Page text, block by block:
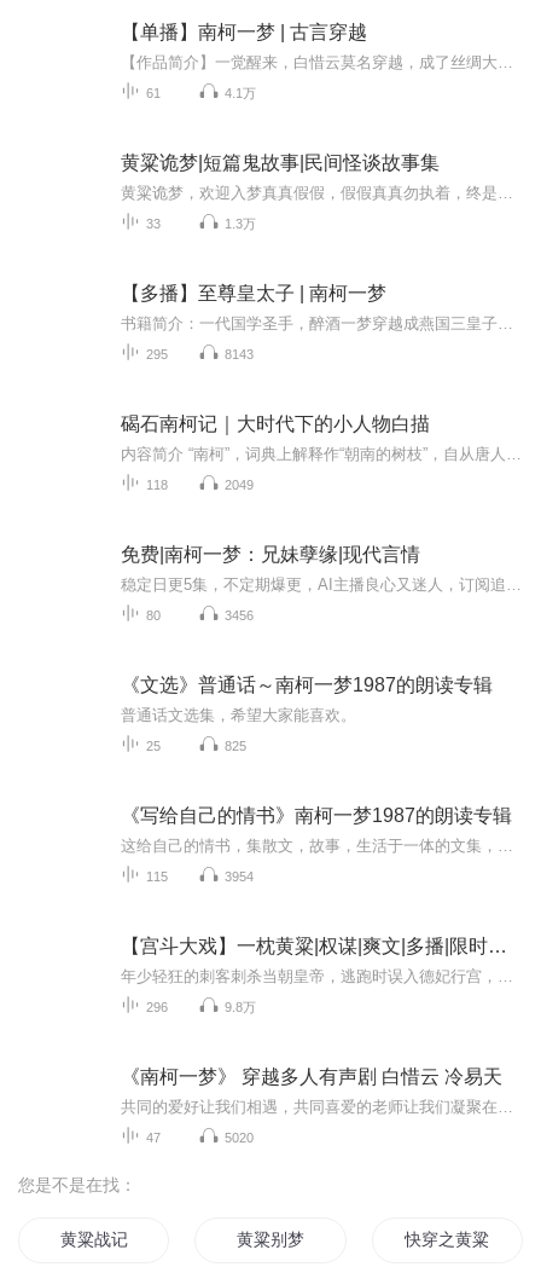
【单播】南柯一梦 | 古言穿越
61 4.1万
黄粱诡梦|短篇鬼故事|民间怪谈故事集
33 1.3万
【多播】至尊皇太子 | 南柯一梦
295 8143
碣石南柯记｜大时代下的小人物白描
118 2049
免费|南柯一梦：兄妹孽缘|现代言情
80 3456
《文选》普通话～南柯一梦1987的朗读专辑
普通话文选集，希望大家能喜欢。
25 825
《写给自己的情书》南柯一梦1987的朗读专辑
115 3954
【宫斗大戏】一枕黄粱|权谋|爽文|多播|限时免费
296 9.8万
《南柯一梦》 穿越多人有声剧 白惜云 冷易天
47 5020
您是不是在找：
黄粱战记 黄粱别梦 快穿之黄粱客栈